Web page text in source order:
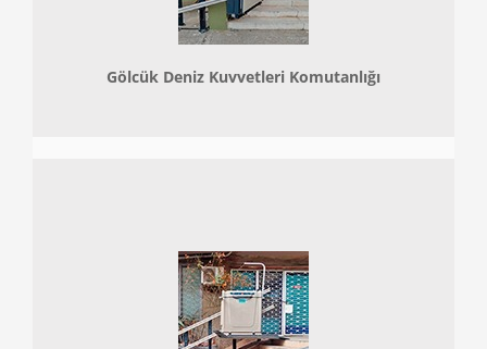
Gölcük Deniz Kuvvetleri Komutanlığı